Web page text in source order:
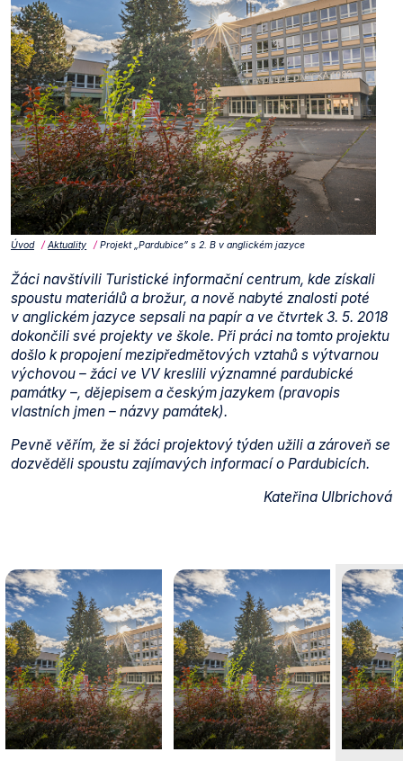
Úvod Aktuality Projekt „Pardubice” s 2. B v anglickém jazyce
Žáci navštívili Turistické informační centrum, kde získali
spoustu materiálů a brožur, a nově nabyté znalosti poté
v anglickém jazyce sepsali na papír a ve čtvrtek 3. 5. 2018
dokončili své projekty ve škole. Při práci na tomto projektu
došlo k propojení mezipředmětových vztahů s výtvarnou
výchovou – žáci ve VV kreslili významné pardubické
památky –, dějepisem a českým jazykem (pravopis
vlastních jmen – názvy památek).
Pevně věřím, že si žáci projektový týden užili a zároveň se
dozvěděli spoustu zajímavých informací o Pardubicích.
Kateřina Ulbrichová